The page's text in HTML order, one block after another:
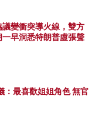
變衝突導火線，雙方
早洞悉特朗普虛張聲
：最喜歡姐姐角色 無官